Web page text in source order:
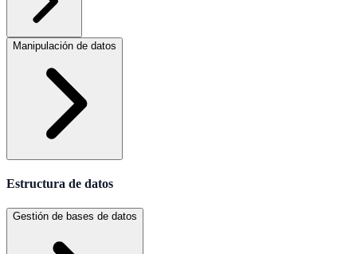
Manipulación de datos
Estructura de datos
Gestión de bases de datos